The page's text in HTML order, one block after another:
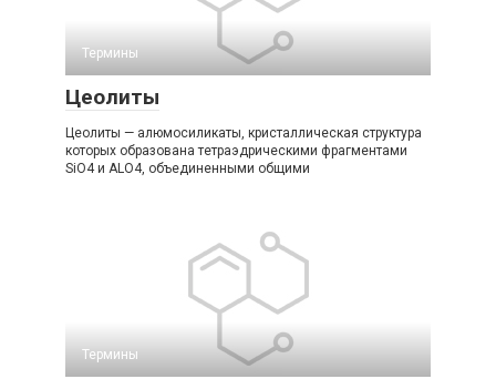
Термины
Цеолиты
Цеолиты — алюмосиликаты, кристаллическая структура
которых образована тетраэдрическими фрагментами
SiO4 и ALO4, объединенными общими
Термины